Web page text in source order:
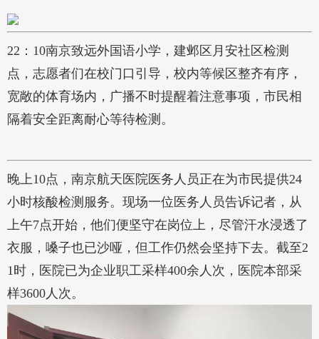
22：10南京致远外国语小学，建邺区月安社区检测
点，志愿者们在校门口引导，校内等候区整齐有序，
宽敞的体育场内，广播不时提醒着注意事项，市民相
隔着安全距离耐心等待检测。
晚上10点，南京航天医院医务人员正在为市民提供24
小时核酸检测服务。现场一位医务人员告诉记者，从
上午7点开始，他们便坚守在岗位上，尽管汗水浸透了
衣服，嗓子也已沙哑，但工作仍然会坚持下去。截至2
1时，医院已为企业职工采样400余人次，医院本部采
样3600人次。